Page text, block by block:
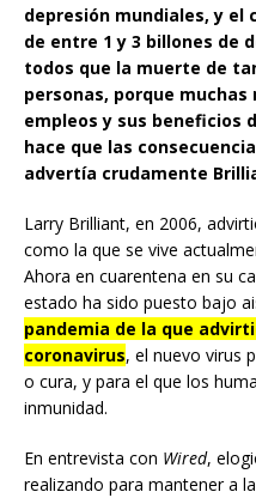
depresión mundiales, y el
de entre 1 y 3 billones de
todos que la muerte de
personas, porque
empleos y sus beneficios
hace que las
advertía crudamente
Larry Brilliant, en 2006,
como la que se vive
Ahora en cuarentena en su
estado ha sido puesto bajo
pandemia de la que
coronavirus, el nuevo virus
o cura, y para el que los
inmunidad.
En entrevista con Wired,
realizando para mantener a